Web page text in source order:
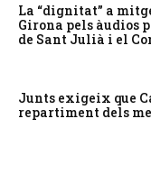
La “dignitat” a
Girona pels àudios
de Sant Julià i el
Junts exigeix que
repartiment dels